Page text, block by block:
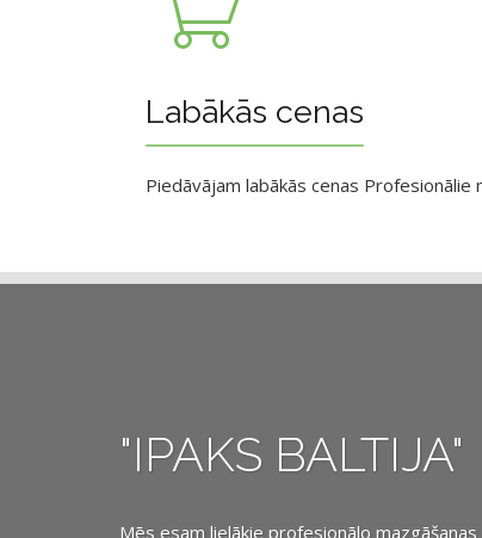
Labākās cenas
Piedāvājam labākās cenas
"IPAKS BALTIJA"
Mēs esam lielākie profesionālo